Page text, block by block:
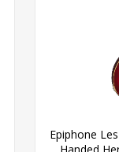
Epiphone